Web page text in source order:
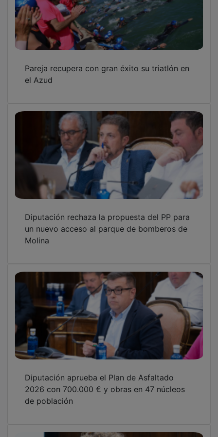
Diputación rechaza la propuesta del PP para
un nuevo acceso al parque de bomberos de
Molina
Diputación aprueba el Plan de Asfaltado
2026 con 700.000 € y obras en 47 núcleos
de población
Diputación aumenta en 1,5 millones el
presupuesto para carreteras y accesos a
pueblos